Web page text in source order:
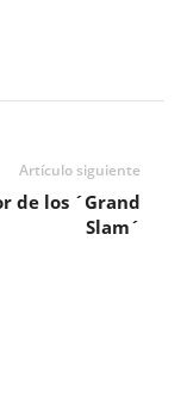
Artículo siguiente
de los ´Grand
Slam´